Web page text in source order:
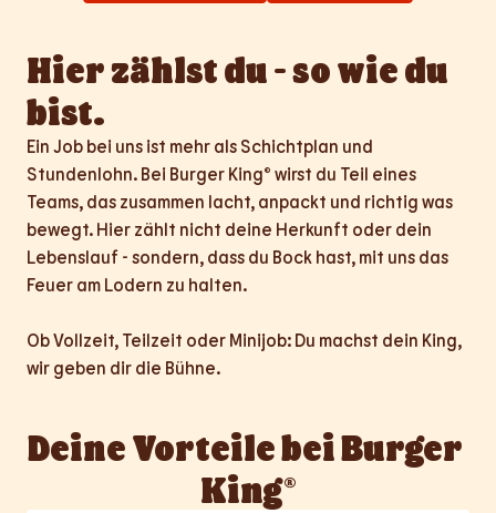
Hier zählst du - so wie du
bist.
Ein Job bei uns ist mehr als Schichtplan und
Stundenlohn. Bei Burger King® wirst du Teil eines
Teams, das zusammen lacht, anpackt und richtig was
bewegt. Hier zählt nicht deine Herkunft oder dein
Lebenslauf - sondern, dass du Bock hast, mit uns das
Feuer am Lodern zu halten.
Ob Vollzeit, Teilzeit oder Minijob: Du machst dein King,
wir geben dir die Bühne.
Deine Vorteile bei Burger
King®